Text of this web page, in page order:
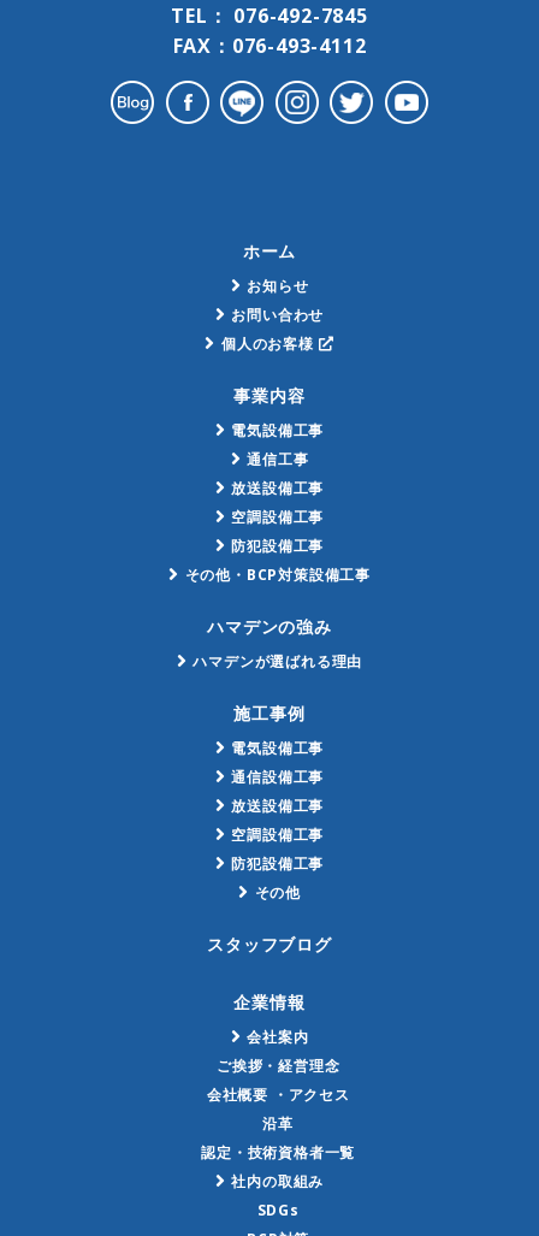
TEL： 076-492-7845
FAX：076-493-4112
ホーム
お知らせ
お問い合わせ
個人のお客様
事業内容
電気設備工事
通信工事
放送設備工事
空調設備工事
防犯設備工事
その他・BCP対策設備工事
ハマデンの強み
ハマデンが選ばれる理由
施工事例
電気設備工事
通信設備工事
放送設備工事
空調設備工事
防犯設備工事
その他
スタッフブログ
企業情報
会社案内
ご挨拶・経営理念
会社概要 ・アクセス
沿革
認定・技術資格者一覧
社内の取組み
SDGs